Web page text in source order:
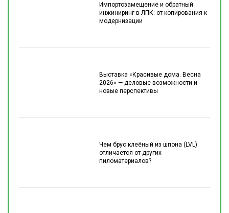
Импортозамещение и обратный
инжиниринг в ЛПК: от копирования к
модернизации
Выставка «Красивые дома. Весна
2026» — деловые возможности и
новые перспективы
Чем брус клеёный из шпона (LVL)
отличается от других
пиломатериалов?